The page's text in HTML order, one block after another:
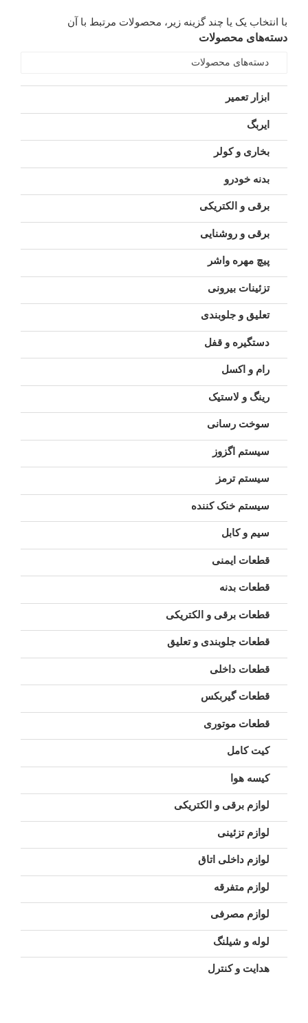
با انتخاب یک یا چند گزینه زیر، محصولات مرتبط با آن
دسته‌های محصولات
دسته‌های محصولات
ابزار تعمیر
ایربگ
بخاری و کولر
بدنه خودرو
برقی و الکتریکی
برقی و روشنایی
پیچ مهره واشر
تزئینات بیرونی
تعلیق و جلوبندی
دستگیره و قفل
رام و اکسل
رینگ و لاستیک
سوخت رسانی
سیستم اگزوز
سیستم ترمز
سیستم خنک کننده
سیم و کابل
قطعات ایمنی
قطعات بدنه
قطعات برقی و الکتریکی
قطعات جلوبندی و تعلیق
قطعات داخلی
قطعات گیربکس
قطعات موتوری
کیت کامل
کیسه هوا
لوازم برقی و الکتریکی
لوازم تزئینی
لوازم داخلی اتاق
لوازم متفرقه
لوازم مصرفی
لوله و شیلنگ
هدایت و کنترل